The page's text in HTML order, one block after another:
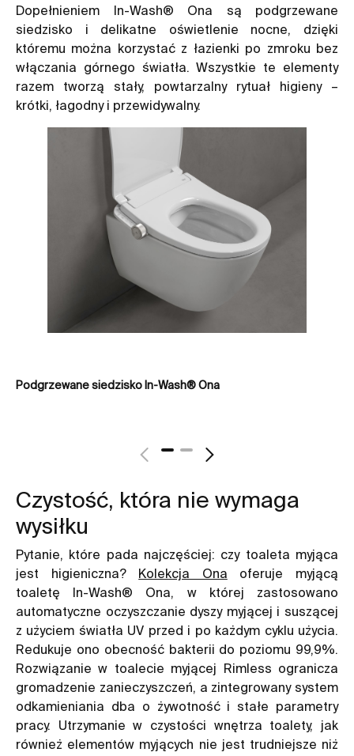
Dopełnieniem In-Wash® Ona są podgrzewane
siedzisko i delikatne oświetlenie nocne, dzięki
któremu można korzystać z łazienki po zmroku bez
włączania górnego światła. Wszystkie te elementy
razem tworzą stały, powtarzalny rytuał higieny –
krótki, łagodny i przewidywalny.
Podgrzewane siedzisko In-Wash® Ona
Czystość, która nie wymaga
wysiłku
Pytanie, które pada najczęściej: czy toaleta myjąca
jest higieniczna? Kolekcja Ona oferuje myjącą
toaletę In-Wash® Ona, w której zastosowano
automatyczne oczyszczanie dyszy myjącej i suszącej
z użyciem światła UV przed i po każdym cyklu użycia.
Redukuje ono obecność bakterii do poziomu 99,9%.
Rozwiązanie w toalecie myjącej Rimless ogranicza
gromadzenie zanieczyszczeń, a zintegrowany system
odkamieniania dba o żywotność i stałe parametry
pracy. Utrzymanie w czystości wnętrza toalety, jak
również elementów myjących nie jest trudniejsze niż